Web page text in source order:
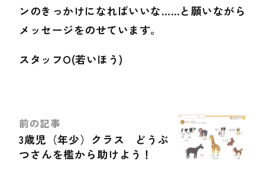
ンのきっかけになればいいな……と願いながら
メッセージをのせています。
スタッフO(若いほう)
前の記事
3歳児（年少）クラス どうぶ
つさんを檻から助けよう！